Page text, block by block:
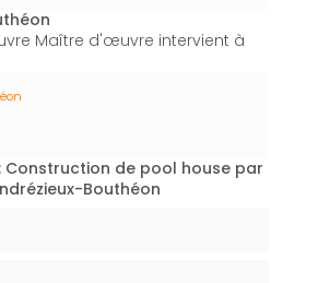
Maître d'œuvre intervient à
de pool house par
Bouthéon